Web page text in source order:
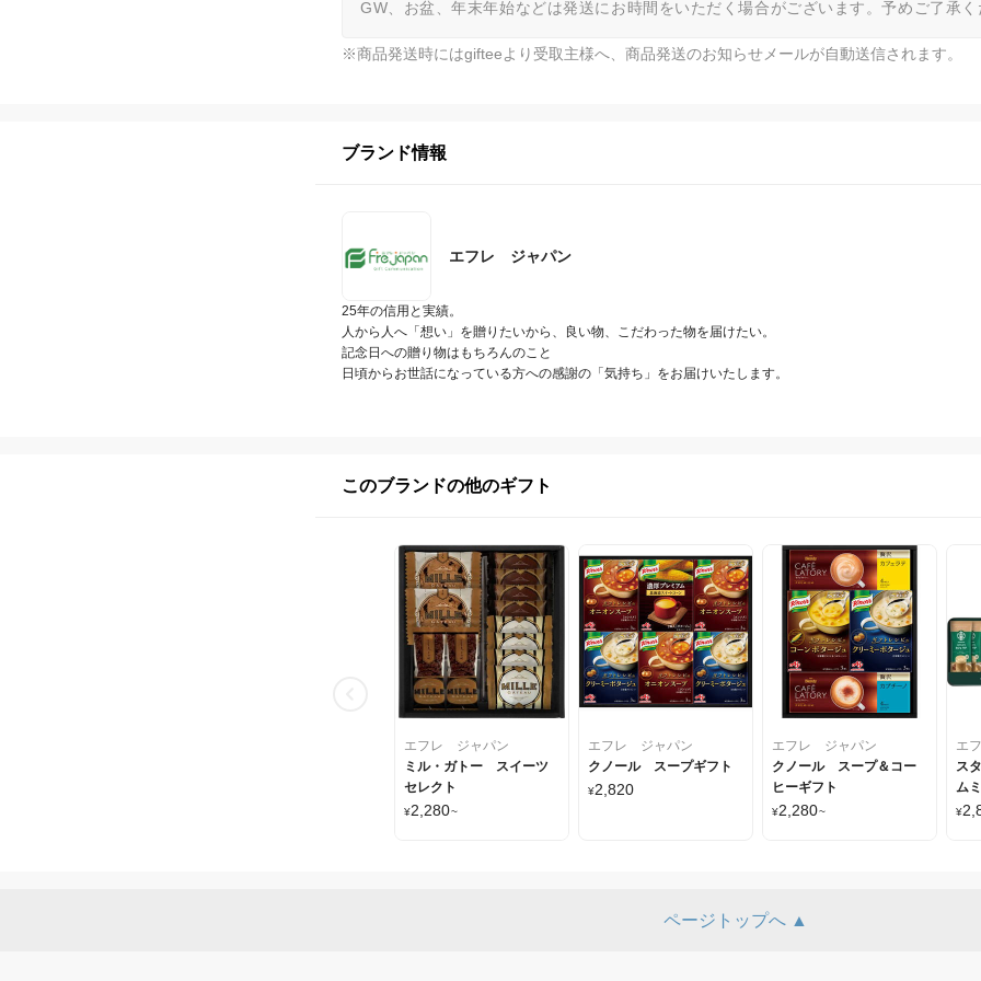
GW、お盆、年末年始などは発送にお時間をいただく場合がございます。予めご了承
※商品発送時にはgifteeより受取主様へ、商品発送のお知らせメールが自動送信されます。
ブランド情報
エフレ ジャパン
25年の信用と実績。
人から人へ「想い」を贈りたいから、良い物、こだわった物を届けたい。
記念日への贈り物はもちろんのこと
日頃からお世話になっている方への感謝の「気持ち」をお届けいたします。
このブランドの他のギフト
エフレ ジャパン
ミル・ガトー スイーツ
セレクト
¥2,280~
エフレ ジャパン
クノール スープギフト
¥2,820
エフレ ジャパン
クノール スープ＆コー
ヒーギフト
¥2,280~
エ
ス
ム
¥
ページトップへ ▲